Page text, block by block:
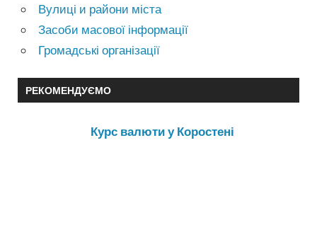
Вулиці и райони міста
Засоби масової інформації
Громадські організації
РЕКОМЕНДУЄМО
Курс валюти у Коростені